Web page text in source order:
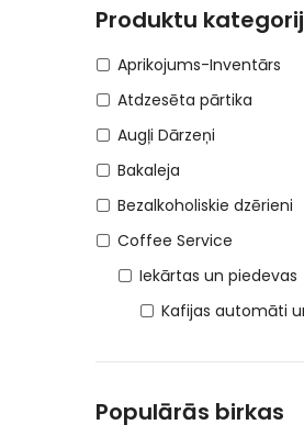
Produktu
Aprikojums-Inventārs
Atdzesēta pārtika
Augļi Dārzeņi
Bakaleja
Bezalkoholiskie dzērieni
Coffee Service
Iekārtas un piedevas
Kafijas automāti
Profesionāli
Populārās birkas